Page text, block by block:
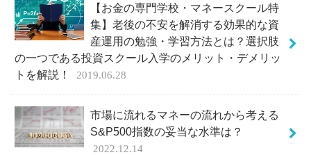
【お金の専門学校・マネースクール特
集】老後の不安を解消する効果的な資
産運用の勉強・学習方法とは？選択肢
の一つである投資スクール入学のメリット・デメリッ
トを解説！
2019.06.28
市場に流れるマネーの流れから考える
S&P500指数の妥当な水準は？
2022.12.14